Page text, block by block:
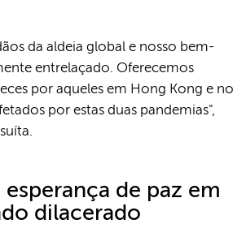
da aldeia global e nosso bem-
entrelaçado. Oferecemos
por aqueles em Hong Kong e no
por estas duas pandemias",
esperança de paz em
dilacerado